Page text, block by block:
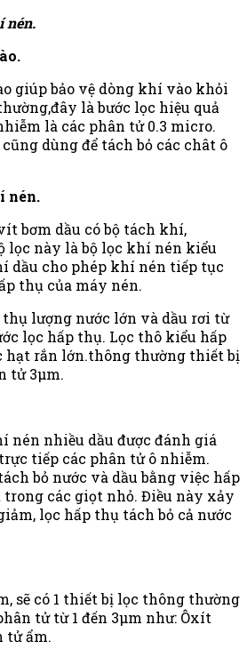
nén.
giúp bảo vệ dòng khí vào khỏi
là bước lọc hiệu quả
là các phân tử 0.3 micro.
dùng để tách bỏ các chât ô
nén.
bơm dầu có bộ tách khí,
lọc này là bộ lọc khí nén kiểu
dầu cho phép khí nén tiếp tục
thụ của máy nén.
lượng nước lớn và dầu rơi từ
lọc hấp thụ. Lọc thô kiểu hấp
hạt rắn lớn.thông thường thiết bị
tử 3µm.
nén nhiều dầu được đánh giá
tiếp các phân tử ô nhiễm.
bỏ nước và dầu bằng việc hấp
trong các giọt nhỏ. Điều này xảy
lọc hấp thụ tách bỏ cả nước
sẽ có 1 thiết bị lọc thông thường
tử từ 1 đến 3µm như: Ôxít
tử ẩm.